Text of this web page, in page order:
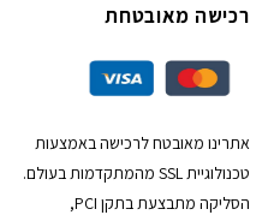
רכישה מאובטחת
אתרינו מאובטח לרכישה באמצעות
טכנולוגיית SSL מהמתקדמות בעולם.
הסליקה מתבצעת בתקן PCI,